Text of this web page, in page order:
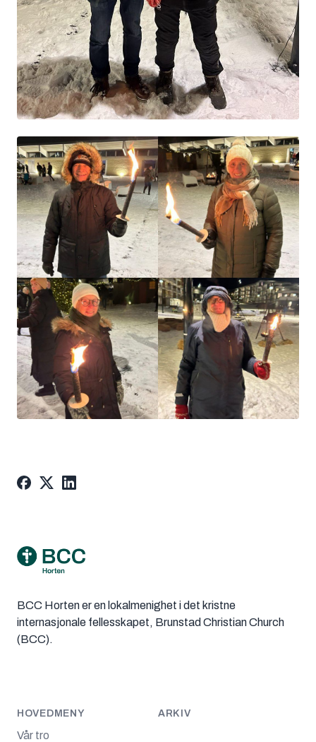
BCC Horten er en lokalmenighet i det kristne
internasjonale fellesskapet, Brunstad Christian Church
(BCC).
HOVEDMENY
Vår tro
ARKIV